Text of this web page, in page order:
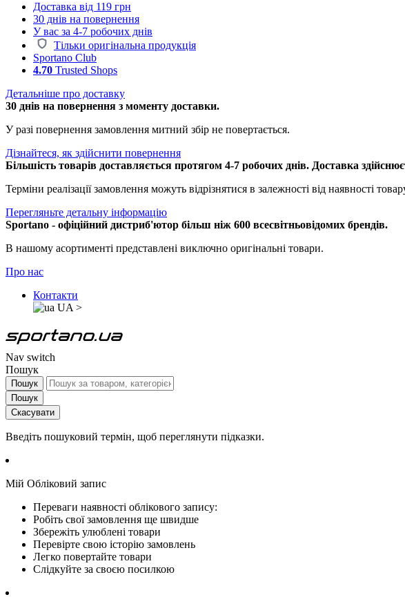
Доставка від 119 грн
30 днів на повернення
У вас за 4-7 робочих днів
Тільки оригінальна продукція
Sportano Club
4.70 Trusted Shops
Детальніше про доставку
30 днів на повернення з моменту доставки.
У разі повернення замовлення митний збір не повертається.
Дізнайтеся, як здійснити повернення
Більшість товарів доставляється протягом 4-7 робочих днів. Доставка
Терміни реалізації замовлення можуть відрізнятися в залежності від наявності
Перегляньте детальну інформацію
Sportano - офіційний дистриб'ютор більш ніж 600 всесвітньовідомих брендів.
В нашому асортименті представлені виключно оригінальні товари.
Про нас
Контакти
UA >
Nav switch
Пошук
Пошук
Пошук
Скасувати
Введіть пошуковий термін, щоб переглянути підказки.
Мій Обліковий запис
Переваги наявності облікового запису:
Робіть свої замовлення ще швидше
Збережіть улюблені товари
Перевірте свою історію замовлень
Легко повертайте товари
Слідкуйте за своєю посилкою